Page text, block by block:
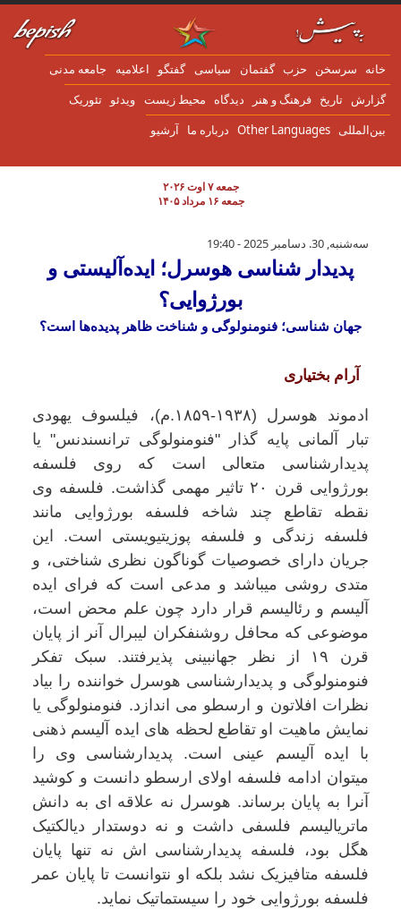
به محتوای اصلی
سرسخن حزب گفتمان سياسی گفتگو اعلاميه جامعه مدنی
تاریخ فرهنگ و هنر دیدگاه محیط زیست ویدئو تئوریک
Other Languages درباره ما آرشیو
جمعه ۷ اوت ۲۰۲۶
جمعه ۱۶ مرداد ۱۴۰۵
پدیدار شناسی هوسرل؛ ایده‌آلیستی و
سه‌شنبه, 30. دسامبر 2025 - 19:40
پدیدار شناسی هوسرل؛ ایده‌آلیستی و
بورژوایی؟
جهان شناسی؛ فنومنولوگی و شناخت ظاهر پدیده‌ها است؟
آرام بختیاری
ادموند هوسرل (۱۹۳۸-۱۸۵۹.م)، فیلسوف یهودی
تبار آلمانی پایه گذار "فنومنولوگی ترانسندنس" یا
پدیدارشناسی متعالی است که روی فلسفه
بورژوایی قرن ۲۰ تاثیر مهمی گذاشت. فلسفه وی
نقطه تقاطع چند شاخه فلسفه بورژوایی مانند
فلسفه زندگی و فلسفه پوزیتیویستی است. این
جریان دارای خصوصیات گوناگون نظری شناختی، و
متدی روشی میباشد و مدعی است که فرای ایده
آلیسم و رئالیسم قرار دارد چون علم محض است،
موضوعی که محافل روشنفکران لیبرال آنر از پایان
قرن ۱۹ از نظر جهانبینی پذیرفتند. سبک تفکر
فنومنولوگی و پدیدارشناسی هوسرل خواننده را بیاد
نظرات افلاتون و ارسطو می اندازد. فنومنولوگی یا
نمایش ماهیت او تقاطع لحظه های ایده آلیسم ذهنی
با ایده آلیسم عینی است. پدیدارشناسی وی را
میتوان ادامه فلسفه اولای ارسطو دانست و کوشید
آنرا به پایان برساند. هوسرل نه علاقه ای به دانش
ماتریالیسم فلسفی داشت و نه دوستدار دیالکتیک
هگل بود، فلسفه پدیدارشناسی اش نه تنها پایان
فلسفه متافیزیک نشد بلکه او نتوانست تا پایان عمر
فلسفه بورژوایی خود را سیستماتیک نماید.